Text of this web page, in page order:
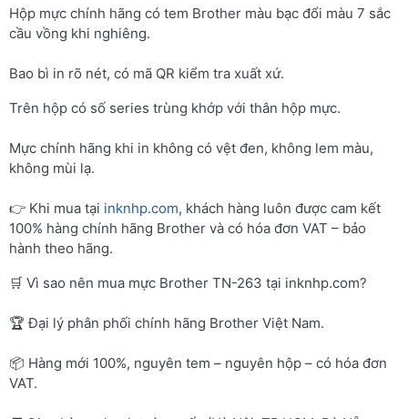
Hộp mực chính hãng có tem Brother màu bạc đổi màu 7 sắc
cầu vồng khi nghiêng.
Bao bì in rõ nét, có mã QR kiểm tra xuất xứ.
Trên hộp có số series trùng khớp với thân hộp mực.
Mực chính hãng khi in không có vệt đen, không lem màu,
không mùi lạ.
👉 Khi mua tại inknhp.com, khách hàng luôn được cam kết
100% hàng chính hãng Brother và có hóa đơn VAT – bảo
hành theo hãng.
🛒 Vì sao nên mua mực Brother TN-263 tại inknhp.com?
🏆 Đại lý phân phối chính hãng Brother Việt Nam.
📦 Hàng mới 100%, nguyên tem – nguyên hộp – có hóa đơn
VAT.